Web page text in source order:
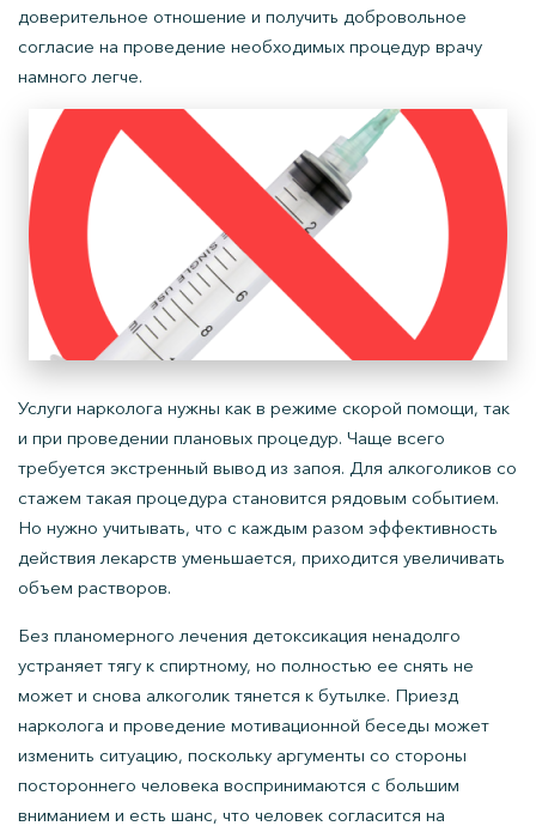
доверительное отношение и получить добровольное
согласие на проведение необходимых процедур врачу
намного легче.
Услуги нарколога нужны как в режиме скорой помощи, так
и при проведении плановых процедур. Чаще всего
требуется экстренный вывод из запоя. Для алкоголиков со
стажем такая процедура становится рядовым событием.
Но нужно учитывать, что с каждым разом эффективность
действия лекарств уменьшается, приходится увеличивать
объем растворов.
Без планомерного лечения детоксикация ненадолго
устраняет тягу к спиртному, но полностью ее снять не
может и снова алкоголик тянется к бутылке. Приезд
нарколога и проведение мотивационной беседы может
изменить ситуацию, поскольку аргументы со стороны
постороннего человека воспринимаются с большим
вниманием и есть шанс, что человек согласится на